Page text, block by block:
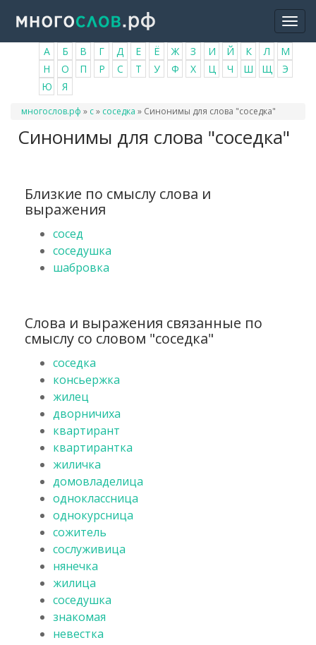
основному
содержанию
А Б В Г Д Е Ё Ж З И Й К Л
М
Н
О П Р С Т У Ф Х Ц Ч Ш Щ
Э
Ю
Я
Вы
многослов.рф » с» соседка » Синонимы для слова "соседка"
Синонимы для слова "соседка"
Близкие по смыслу слова и
выражения
сосед
соседушка
шабровка
Слова и выражения связанные по
смыслу со словом "соседка"
соседка
консьержка
жилец
дворничиха
квартирант
квартирантка
жиличка
домовладелица
одноклассница
однокурсница
сожитель
сослуживица
нянечка
жилица
соседушка
знакомая
невестка